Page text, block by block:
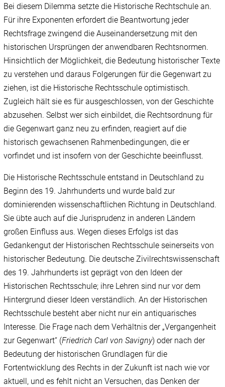
Bei diesem Dilemma setzte die Historische Rechtschule an.
Für ihre Exponenten erfordert die Beantwortung jeder
Rechtsfrage zwingend die Auseinandersetzung mit den
historischen Ursprüngen der anwendbaren Rechtsnormen.
Hinsichtlich der Möglichkeit, die Bedeutung historischer Texte
zu verstehen und daraus Folgerungen für die Gegenwart zu
ziehen, ist die Historische Rechtsschule optimistisch.
Zugleich hält sie es für ausgeschlossen, von der Geschichte
abzusehen. Selbst wer sich einbildet, die Rechtsordnung für
die Gegenwart ganz neu zu erfinden, reagiert auf die
historisch gewachsenen Rahmenbedingungen, die er
vorfindet und ist insofern von der Geschichte beeinflusst.
Die Historische Rechtsschule entstand in Deutschland zu
Beginn des 19. Jahrhunderts und wurde bald zur
dominierenden wissenschaftlichen Richtung in Deutschland.
Sie übte auch auf die Jurisprudenz in anderen Ländern
großen Einfluss aus. Wegen dieses Erfolgs ist das
Gedankengut der Historischen Rechtsschule seinerseits von
historischer Bedeutung. Die deutsche Zivilrechtswissenschaft
des 19. Jahrhunderts ist geprägt von den Ideen der
Historischen Rechtsschule; ihre Lehren sind nur vor dem
Hintergrund dieser Ideen verständlich. An der Historischen
Rechtsschule besteht aber nicht nur ein antiquarisches
Interesse. Die Frage nach dem Verhältnis der „Vergangenheit
zur Gegenwart“ (Friedrich Carl von Savigny) oder nach der
Bedeutung der historischen Grundlagen für die
Fortentwicklung des Rechts in der Zukunft ist nach wie vor
aktuell, und es fehlt nicht an Versuchen, das Denken der